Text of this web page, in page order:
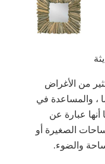
من الأغراض
، والمساعدة في
أنها عبارة عن
الصغيرة أو
والضوء.